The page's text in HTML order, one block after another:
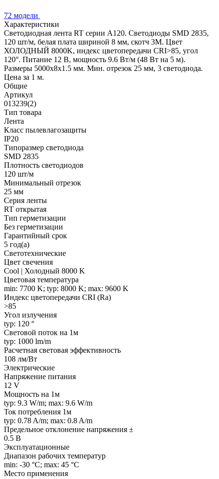
72 модели
Характеристики
Светодиодная лента RT серии A120. Светодиоды SMD 2835,
120 шт/м, белая плата шириной 8 мм, скотч 3M. Цвет
ХОЛОДНЫЙ 8000K, индекс цветопередачи CRI>85, угол
120°. Питание 12 В, мощность 9.6 Вт/м (48 Вт на 5 м).
Размеры 5000x8x1.5 мм. Мин. отрезок 25 мм, 3 светодиода.
Цена за 1 м.
Общие
Артикул
013239(2)
Тип товара
Лента
Класс пылевлагозащиты
IP20
Типоразмер светодиода
SMD 2835
Плотность светодиодов
120 шт/м
Минимальный отрезок
25 мм
Серия ленты
RT открытая
Тип герметизации
Без герметизации
Гарантийный срок
5 год(а)
Светотехнические
Цвет свечения
Cool | Холодный 8000 K
Цветовая температура
min: 7700 K; typ: 8000 K; max: 9600 K
Индекс цветопередачи CRI (Ra)
>85
Угол излучения
typ: 120 °
Световой поток на 1м
typ: 1000 lm/m
Расчетная световая эффективность
108 лм/Вт
Электрические
Напряжение питания
12 V
Мощность на 1м
typ: 9.3 W/m; max: 9.6 W/m
Ток потребления 1м
typ: 0.78 A/m; max: 0.8 A/m
Предельное отклонение напряжения ±
0.5 В
Эксплуатационные
Диапазон рабочих температур
min: -30 °C; max: 45 °C
Место применения